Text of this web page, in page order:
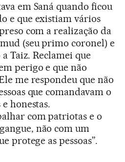
em Saná quando ficou
e que existiam vários
com a realização da
(seu primo coronel) e
Taiz. Reclamei que
perigo e que não
me respondeu que não
que comandavam o
honestas.
com patriotas e o
não com um
protege as pessoas”.